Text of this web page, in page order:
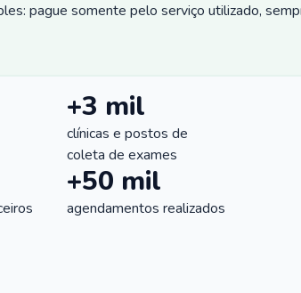
pague somente pelo serviço utilizado,
+3 mil
clínicas e postos de
coleta de exames
+50 mil
agendamentos realizados